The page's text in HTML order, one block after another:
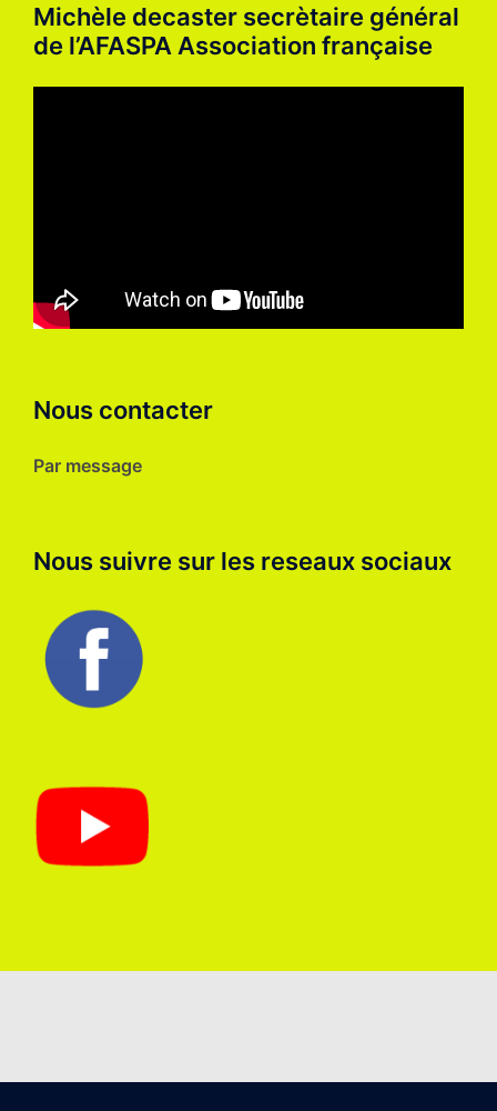
Michèle decaster secrètaire général
de l’AFASPA Association française
Nous contacter
Par message
Nous suivre sur les reseaux sociaux